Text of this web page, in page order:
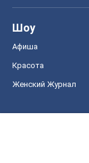
Шоу
Афиша
Красота
Женский Журнал